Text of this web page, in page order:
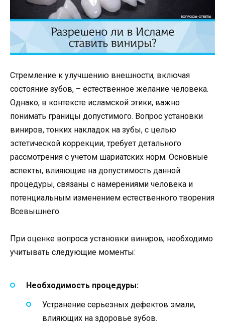
Стремление к улучшению внешности, включая
состояние зубов, – естественное желание человека.
Однако, в контексте исламской этики, важно
понимать границы допустимого. Вопрос установки
виниров, тонких накладок на зубы, с целью
эстетической коррекции, требует детального
рассмотрения с учетом шариатских норм. Основные
аспекты, влияющие на допустимость данной
процедуры, связаны с намерениями человека и
потенциальным изменением естественного творения
Всевышнего.
При оценке вопроса установки виниров, необходимо
учитывать следующие моменты:
Необходимость процедуры:
Устранение серьезных дефектов эмали,
влияющих на здоровье зубов.